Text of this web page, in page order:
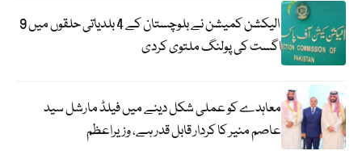
الیکشن کمیشن نے بلوچستان کے 4 بلدیاتی حلقوں میں 9
اگست کی پولنگ ملتوی کردی
معاہدے کو عملی شکل دینے میں فیلڈ مارشل سید
عاصم منیر کا کردار قابل قدر ہے، وزیراعظم